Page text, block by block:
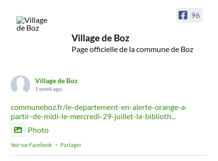
96
Village de Boz
Page officielle de la commune de Boz
Village de Boz
1 week ago
communeboz.fr/le-departement-en-alerte-orange-a-
partir-de-midi-le-mercredi-29-juillet-la-biblioth...
Photo
Voir sur Facebook · Partager